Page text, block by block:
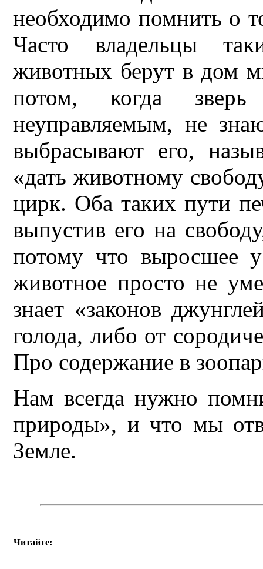
необходимо помнить о
Часто владельцы
животных берут в дом
потом, когда зверь
неуправляемым, не
выбрасывают его,
«дать животному
цирк. Оба таких пути
выпустив его на
потому что выросшее
животное просто не
знает «законов
голода, либо от
Про содержание в
Нам всегда нужно
природы», и что мы
Земле.
Читайте: